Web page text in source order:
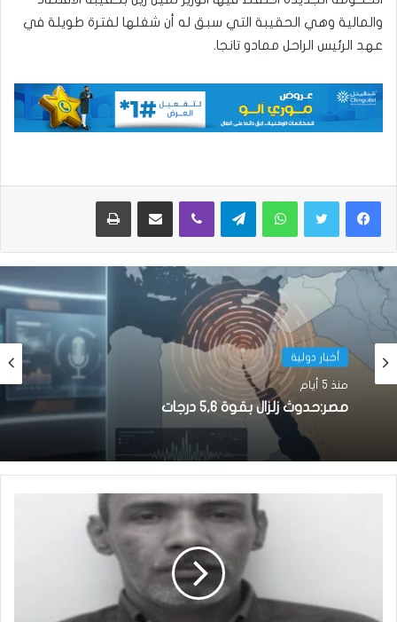
والمالية وهي الحقيبة التي سبق له أن شغلها لفترة طويلة في
عهد الرئيس الراحل ممادو تانجا.
واتساب تيلقرام ڤايبر مشاركة عبر البريد طباعة
أخبار دولية
منذ 5 أيام
مصر:حدوث زلزال بقوة 5,6 درجات